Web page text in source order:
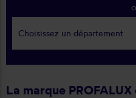
Choisissez un département
La marque